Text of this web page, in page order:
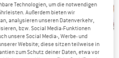
Technologien, um die notwendigen
Außerdem bieten wir
analysieren unseren Datenverkehr,
bzw. Social Media-Funktionen
unsere Social Media-, Werbe- und
Website; diese sitzen teilweise in
zum Schutz deiner Daten, etwa vor